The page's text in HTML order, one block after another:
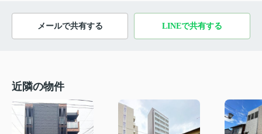
メールで共有する LINEで共有する
近隣の物件